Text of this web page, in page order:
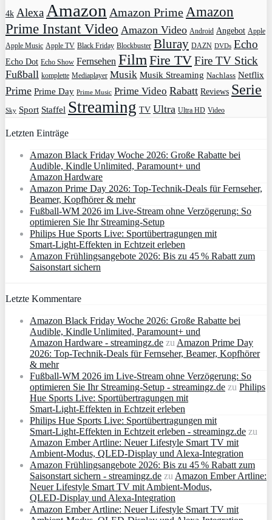
4k AlexaAmazon Amazon PrimeAmazon
Prime Instant Video Amazon Video Android Angebot Apple
Apple Music Apple TV Black Friday Blockbuster Bluray DAZN DVDs Echo
Echo Dot Echo Show Fernsehen FilmFire TVFire TV Stick
Fußball komplette Mediaplayer Musik Musik Streaming Nachlass Netflix
Prime Prime Day Prime Music Prime Video Rabatt Reviews Serie
Sky Sport Staffel Streaming TV Ultra Ultra HD Video
Letzten Einträge
Amazon Black Friday Woche 2026: Große Rabatte bei
Audible, Kindle Unlimited, Paramount+ und
Amazon Hardware
Amazon Prime Day 2026: Top-Technik-Deals für Fernseher,
Beamer, Kopfhörer & mehr
Fußball-WM 2026 im Live-Stream ohne Verzögerung: So
optimieren Sie Ihr Streaming-Setup
Philips Hue Sports Live: Sportübertragungen mit
Smart‑Light‑Effekten in Echtzeit erleben
Amazon Frühlingsangebote 2026: Bis zu 45 % Rabatt zum
Saisonstart sichern
Letzte Kommentare
Amazon Black Friday Woche 2026: Große Rabatte bei
Audible, Kindle Unlimited, Paramount+ und
Amazon Hardware - streamingz.de zuAmazon Prime Day
2026: Top-Technik-Deals für Fernseher, Beamer, Kopfhörer
& mehr
Fußball-WM 2026 im Live-Stream ohne Verzögerung: So
optimieren Sie Ihr Streaming-Setup - streamingz.de zu Philips
Hue Sports Live: Sportübertragungen mit
Smart‑Light‑Effekten in Echtzeit erleben
Philips Hue Sports Live: Sportübertragungen mit
Smart‑Light‑Effekten in Echtzeit erleben - streamingz.de zu
Amazon Ember Artline: Neuer Lifestyle Smart TV mit
Ambient‑Modus, QLED‑Display und Alexa‑Integration
Amazon Frühlingsangebote 2026: Bis zu 45 % Rabatt zum
Saisonstart sichern - streamingz.de zuAmazon Ember Artline:
Neuer Lifestyle Smart TV mit Ambient‑Modus,
QLED‑Display und Alexa‑Integration
Amazon Ember Artline: Neuer Lifestyle Smart TV mit